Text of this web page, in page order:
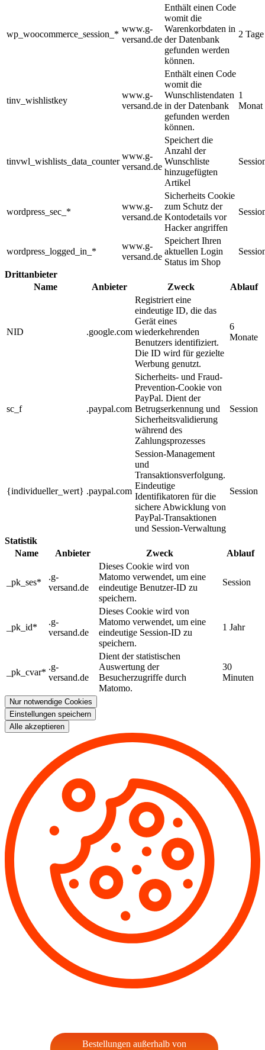
Bestellungen außerhalb von
wp_woocommerce_session_*
www.g-
versand.de
Enthält einen Code
womit die
Warenkorbdaten in
der Datenbank
gefunden werden
können.
2 Tage
tinv_wishlistkey
www.g-
versand.de
Enthält einen Code
womit die
Wunschlistendaten
in der Datenbank
gefunden werden
können.
1
Monat
tinvwl_wishlists_data_counter
www.g-
versand.de
Speichert die
Anzahl der
Wunschliste
hinzugefügten
Artikel
wordpress_sec_*
www.g-
versand.de
Sicherheits Cookie
zum Schutz der
Kontodetails vor
Hacker angriffen
wordpress_logged_in_*
www.g-
versand.de
Speichert Ihren
aktuellen Login
Status im Shop
Drittanbieter
Name
Anbieter Zweck Ablauf
NID .google.com
Registriert eine
eindeutige ID, die das
Gerät eines
wiederkehrenden
Benutzers identifiziert.
Die ID wird für gezielte
Werbung genutzt.
6
Monate
sc_f .paypal.com
Sicherheits- und Fraud-
Prevention-Cookie von
PayPal. Dient der
Betrugserkennung und
Sicherheitsvalidierung
während des
Zahlungsprozesses
Session
{individueller_wert} .paypal.com
Session-Management
und
Transaktionsverfolgung.
Eindeutige
Identifikatoren für die
sichere Abwicklung von
PayPal-Transaktionen
und Session-Verwaltung
Session
Statistik
Name
Anbieter Zweck Ablauf
_pk_ses*
.g-
versand.de
Dieses Cookie wird von
Matomo verwendet, um eine
eindeutige Benutzer-ID zu
speichern.
Session
_pk_id*
.g-
versand.de
Dieses Cookie wird von
Matomo verwendet, um eine
eindeutige Session-ID zu
speichern.
1 Jahr
_pk_cvar*
.g-
versand.de
Dient der statistischen
Auswertung der
Besucherzugriffe durch
Matomo.
30
Minuten
Nur notwendige Cookies
Einstellungen speichern
Alle akzeptieren